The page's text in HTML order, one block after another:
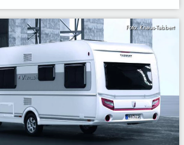
Foto: Knaus-Tabbert